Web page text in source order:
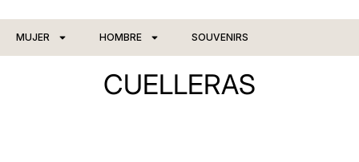
MUJER HOMBRE SOUVENIRS
CUELLERAS